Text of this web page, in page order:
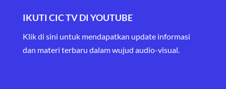
IKUTI CIC TV DI YOUTUBE
Klik di sini untuk mendapatkan update informasi
dan materi terbaru dalam wujud audio-visual.